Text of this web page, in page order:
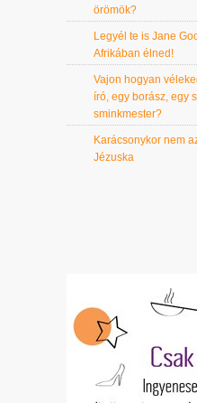
örömök?
Legyél te is Jane
Afrikában élned!
Vajon hogyan
író, egy borász, egy
sminkmester?
Karácsonykor nem
Jézuska